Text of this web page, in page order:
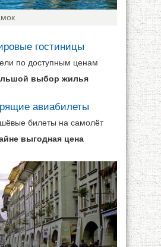
гостиницы
по доступным ценам
выбор жилья
авиабилеты
билеты на самолёт
выгодная цена